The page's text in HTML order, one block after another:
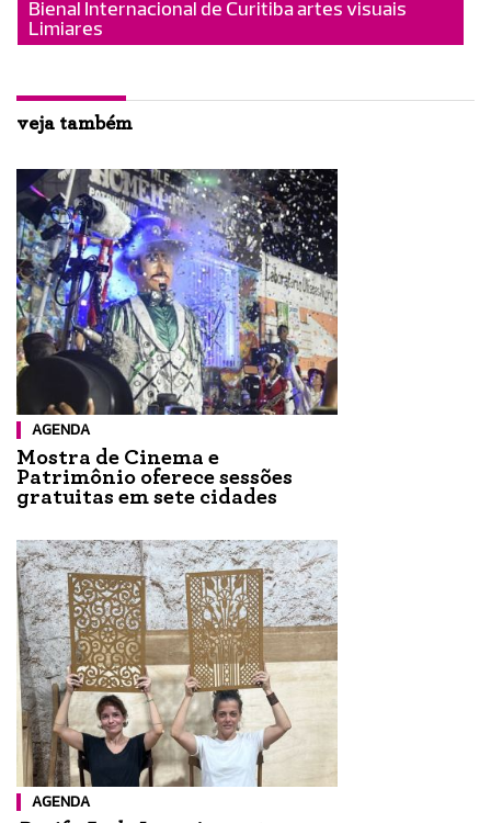
Bienal Internacional de Curitiba artes visuais
Limiares
veja também
AGENDA
Mostra de Cinema e
Patrimônio oferece sessões
gratuitas em sete cidades
AGENDA